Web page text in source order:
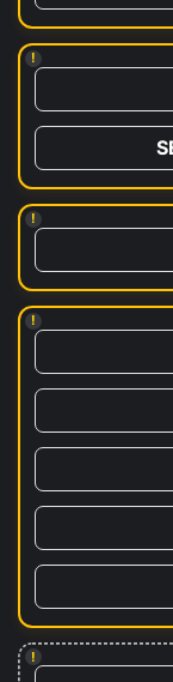
!
!
!
!